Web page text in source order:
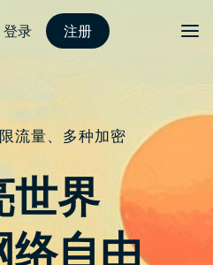
不开！更新 iOS
，告诉你该如何解
决
日 热火科技 发布